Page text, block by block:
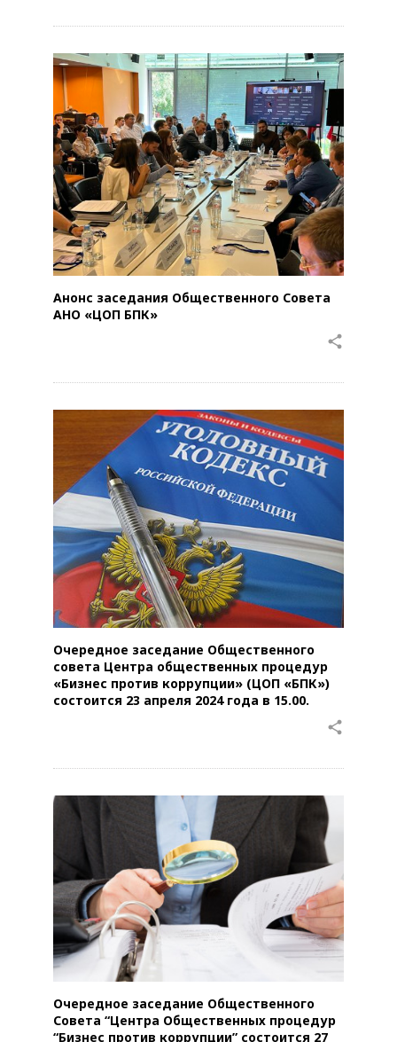
Анонс заседания Общественного Совета
АНО «ЦОП БПК»
share
Очередное заседание Общественного
совета Центра общественных процедур
«Бизнес против коррупции» (ЦОП «БПК»)
состоится 23 апреля 2024 года в 15.00.
share
Очередное заседание Общественного
Совета “Центра Общественных процедур
“Бизнес против коррупции” состоится 27